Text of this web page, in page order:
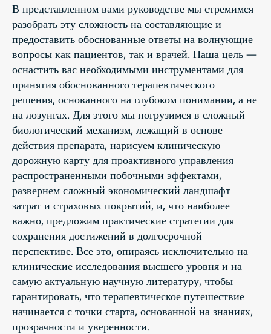
В представленном вами руководстве мы стремимся
разобрать эту сложность на составляющие и
предоставить обоснованные ответы на волнующие
вопросы как пациентов, так и врачей. Наша цель —
оснастить вас необходимыми инструментами для
принятия обоснованного терапевтического
решения, основанного на глубоком понимании, а не
на лозунгах. Для этого мы погрузимся в сложный
биологический механизм, лежащий в основе
действия препарата, нарисуем клиническую
дорожную карту для проактивного управления
распространенными побочными эффектами,
развернем сложный экономический ландшафт
затрат и страховых покрытий, и, что наиболее
важно, предложим практические стратегии для
сохранения достижений в долгосрочной
перспективе. Все это, опираясь исключительно на
клинические исследования высшего уровня и на
самую актуальную научную литературу, чтобы
гарантировать, что терапевтическое путешествие
начинается с точки старта, основанной на знаниях,
прозрачности и уверенности.